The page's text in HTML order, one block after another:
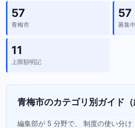
57
青梅市
57
募集中
11
上限額明記
青梅市のカテゴリ別ガイド（
編集部が 5 分野で、 制度の使い分け